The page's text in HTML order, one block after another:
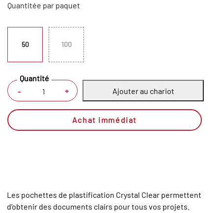
Quantitée par paquet
50 100
- +
Quantité
Ajouter au chariot
Achat immédiat
Les pochettes de plastification Crystal Clear permettent
d'obtenir des documents clairs pour tous vos projets.